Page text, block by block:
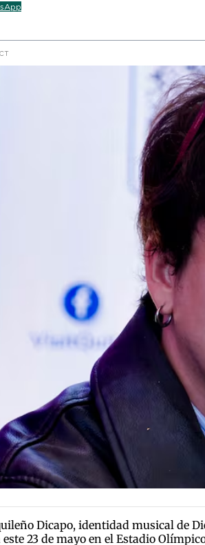
Dicapo, identidad musical de
este 23 de mayo en el Estadio